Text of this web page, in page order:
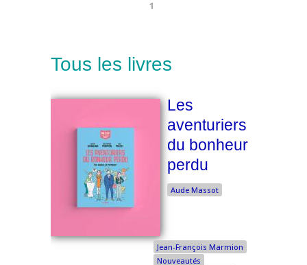
1
Tous les livres
Les
aventuriers
du bonheur
perdu
Aude Massot
Jean-François Marmion
Nouveautés